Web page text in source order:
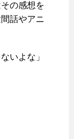
の感想を
話やアニ
いよな」